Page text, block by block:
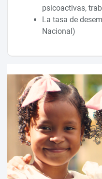
psicoactivas,
La tasa de
Nacional)